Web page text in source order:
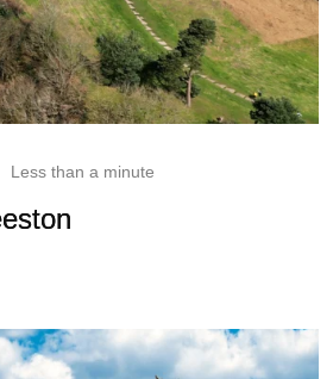
Less than a minute